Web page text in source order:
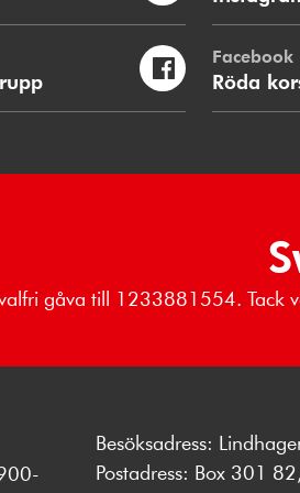
Facebook
Röda
gåva till 1233881554. Tack
Besöksadress:
Postadress: Box 301